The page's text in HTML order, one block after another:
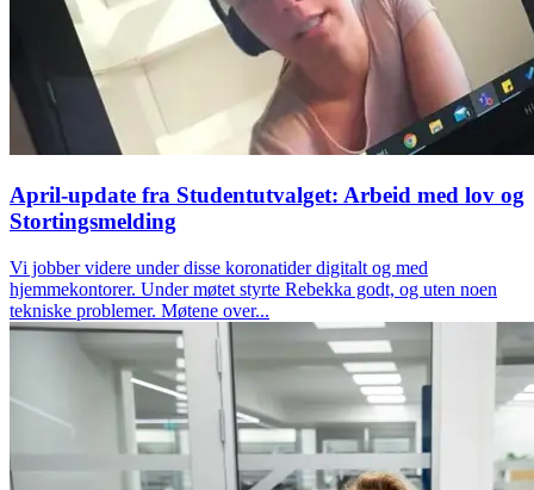
April-update fra Studentutvalget: Arbeid med lov og
Stortingsmelding
Vi jobber videre under disse koronatider digitalt og med
hjemmekontorer. Under møtet styrte Rebekka godt, og uten noen
tekniske problemer. Møtene over...